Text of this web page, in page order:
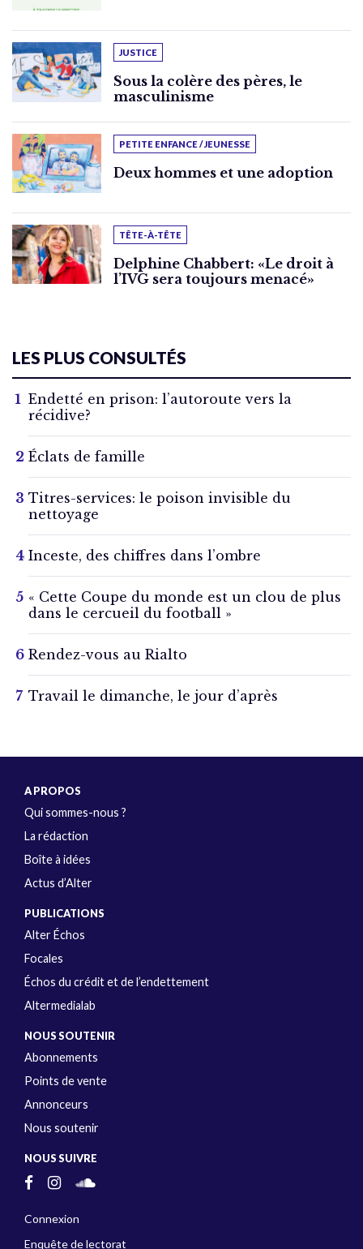
JUSTICE
Sous la colère des pères, le
masculinisme
PETITE ENFANCE / JEUNESSE
Deux hommes et une adoption
TÊTE-À-TÊTE
Delphine Chabbert: «Le droit à
l’IVG sera toujours menacé»
LES PLUS CONSULTÉS
Endetté en prison: l’autoroute vers la
récidive?
Éclats de famille
Titres-services: le poison invisible du
nettoyage
Inceste, des chiffres dans l’ombre
« Cette Coupe du monde est un clou de plus
dans le cercueil du football »
Rendez-vous au Rialto
Travail le dimanche, le jour d’après
A PROPOS
Qui sommes-nous ?
La rédaction
Boîte à idées
Actus d’Alter
PUBLICATIONS
Alter Échos
Focales
Échos du crédit et de l’endettement
Altermedialab
NOUS SOUTENIR
Abonnements
Points de vente
Annonceurs
Nous soutenir
NOUS SUIVRE
Connexion
Enquête de lectorat